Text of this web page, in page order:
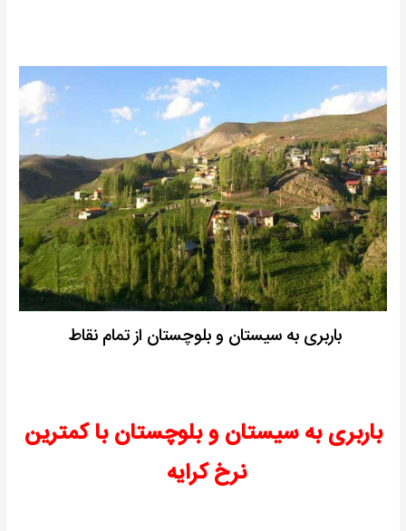
باربری به سیستان و بلوچستان از تمام نقاط
باربری به سیستان و بلوچستان با کمترین
نرخ کرایه